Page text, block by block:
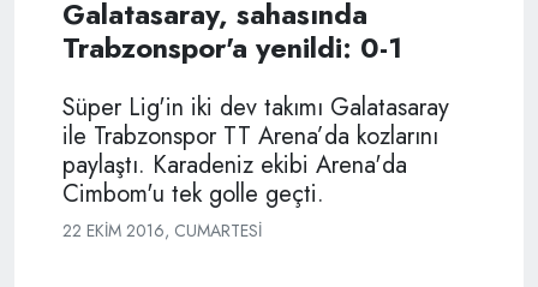
Galatasaray, sahasında
Trabzonspor'a yenildi: 0-1
Süper Lig'in iki dev takımı Galatasaray
ile Trabzonspor TT Arena’da kozlarını
paylaştı. Karadeniz ekibi Arena'da
Cimbom'u tek golle geçti.
22 EKIM 2016, CUMARTESI